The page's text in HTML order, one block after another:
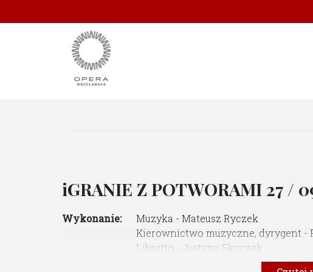
iGRANIE Z POTWORAMI 27 /
Wykonanie:
Muzyka - Mateusz Ryczek
Kierownictwo muzyczne, dyrygent -
Libretto - Justyna Skoczek